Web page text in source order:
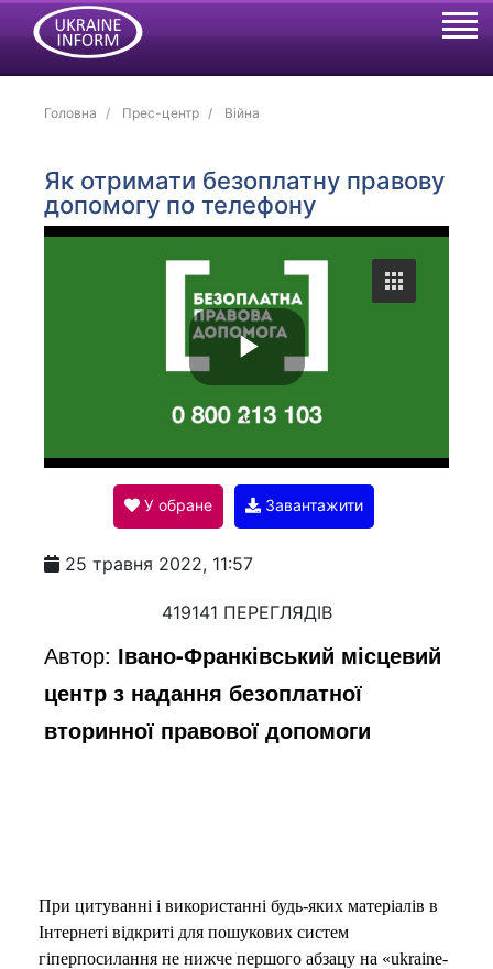
Головна Прес-центр Війна
Як отримати безоплатну правову
допомогу по телефону
P
l
a
y
V
e
У обране Завантажити
25 травня 2022, 11:57
419141 ПЕРЕГЛЯДІВ
Автор: Івано-Франківський місцевий
центр з надання безоплатної
вторинної правової допомоги
При цитуванні і використанні будь-яких матеріалів в
Інтернеті відкриті для пошукових систем
гіперпосилання не нижче першого абзацу на «ukraine-